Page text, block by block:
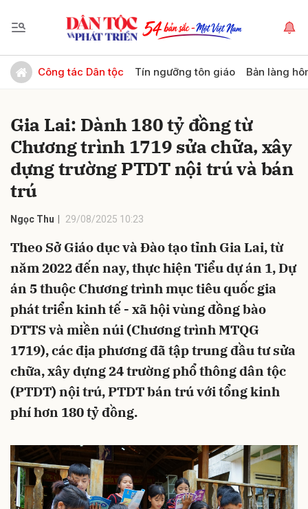
Công tác Dân tộc Tín ngưỡng tôn giáo Bản làng
Gia Lai: Dành 180 tỷ đồng từ
Chương trình 1719 sửa chữa, xây
dựng trường PTDT nội trú và bán
trú
Ngọc Thu 29/08/2025 10:23
Theo Sở Giáo dục và Đào tạo tỉnh Gia Lai, từ
năm 2022 đến nay, thực hiện Tiểu dự án 1, Dự
án 5 thuộc Chương trình mục tiêu quốc gia
phát triển kinh tế - xã hội vùng đồng bào
DTTS và miền núi (Chương trình MTQG
1719), các địa phương đã tập trung đầu tư sửa
chữa, xây dựng 24 trường phổ thông dân tộc
(PTDT) nội trú, PTDT bán trú với tổng kinh
phí hơn 180 tỷ đồng.
Gửi bình luận